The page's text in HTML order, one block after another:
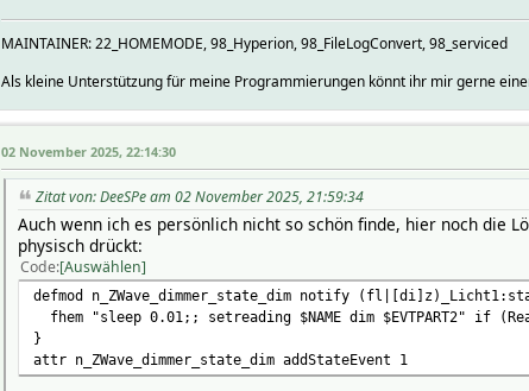
MAINTAINER: 22_HOMEMODE, 98_Hyperion, 98_FileLogConvert, 98_serviced
Als kleine Unterstützung für meine Programmierungen könnt ihr mir gerne
02 November 2025, 22:14:30
Zitat von: DeeSPe am 02 November 2025, 21:59:34
Auch wenn ich es persönlich nicht so schön finde, hier noch die
physisch drückt:
Code Auswählen
defmod n_ZWave_dimmer_state_dim notify
fhem "sleep 0.01;; setreading $NAME dim $EVTPART2" if
}
attr n_ZWave_dimmer_state_dim addStateEvent 1